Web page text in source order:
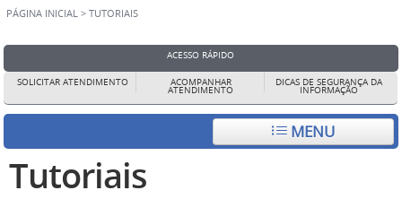
PÁGINA INICIAL > TUTORIAIS
ACESSO RÁPIDO
SOLICITAR ATENDIMENTO ACOMPANHAR
ATENDIMENTO
DICAS DE SEGURANÇA DA
INFORMAÇÃO
MENU
Tutoriais